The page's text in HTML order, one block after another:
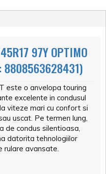
97Y OPTIMO
8808563628431)
este o anvelopa touring
excelente in condusul
viteze mari cu confort si
uscat. Pe termen lung,
de condus silentioasa,
datorita tehnologiilor
rulare avansate.